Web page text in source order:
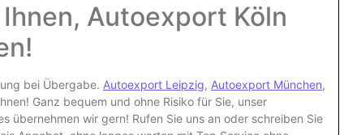
Autoexport Köln
bei Übergabe. Autoexport Leipzig, Autoexport München,
Ganz bequem und ohne Risiko für Sie, unser
übernehmen wir gern! Rufen Sie uns an oder schreiben Sie